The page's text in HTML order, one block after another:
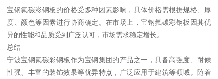
宝钢氟碳彩钢板的价格受多种因素影响，具体价格需根据规格、厚
度、颜色等因素进行协商确定。在市场上，宝钢氟碳彩钢板因其优
异的性能和品质受到广泛认可，市场需求稳定增长。
总结
宁波宝钢氟碳彩钢板作为宝钢集团的产品之一，具备高强度、耐候
性强、丰富的装饰效果等优异特点，广泛应用于建筑等领域。随着